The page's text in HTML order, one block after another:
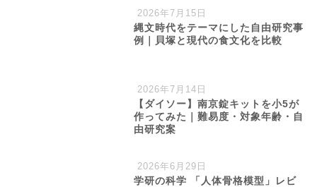
2026年7月15日
縄文時代をテーマにした自由研究事
例｜貝塚と現代の食文化を比較
2026年7月14日
【ダイソー】南京錠キットを小5が
作ってみた｜難易度・対象年齢・自
由研究案
2026年6月29日
学研の科学 「人体骨格模型」レビ